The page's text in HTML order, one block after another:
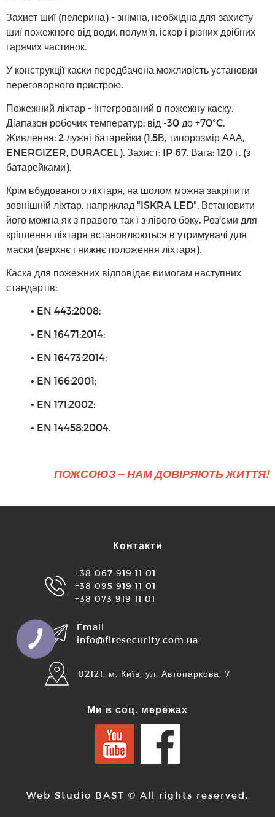
Захист шиї (пелерина) - знімна, необхідна для захисту
шиї пожежного від води, полум'я, іскор і різних дрібних
гарячих частинок.
У конструкції каски передбачена можливість установки
переговорного пристрою.
Пожежний ліхтар - інтегрований в пожежну каску.
Діапазон робочих температур: від -30 до +70°C.
Живлення: 2 лужні батарейки (1.5В, типорозмір ААА,
ENERGIZER, DURACEL). Захист: IP 67. Вага: 120 г. (з
батарейками).
Крім вбудованого ліхтаря, на шолом можна закріпити
зовнішній ліхтар, наприклад "ISKRA LED". Встановити
його можна як з правого так і з лівого боку. Роз'єми для
кріплення ліхтаря встановлюються в утримувачі для
маски (верхнє і нижнє положення ліхтаря).
Каска для пожежних відповідає вимогам наступних
стандартів:
• EN 443:2008;
• EN 16471:2014;
• EN 16473:2014;
• EN 166:2001;
• EN 171:2002;
• EN 14458:2004.
ПОЖСОЮЗ – НАМ ДОВІРЯЮТЬ ЖИТТЯ!
Контакти
+38 067 919 11 01
+38 095 919 11 01
+38 073 919 11 01
Email
info@firesecurity.com.ua
02121, м. Київ, ул. Автопаркова, 7
Ми в соц. мережах
Web Studio BAST © All rights reserved.
КНОПКА
ЗВ'ЯЗКУ